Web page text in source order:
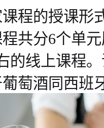
程的授课形
共分6个单
的线上课程
萄酒同西班